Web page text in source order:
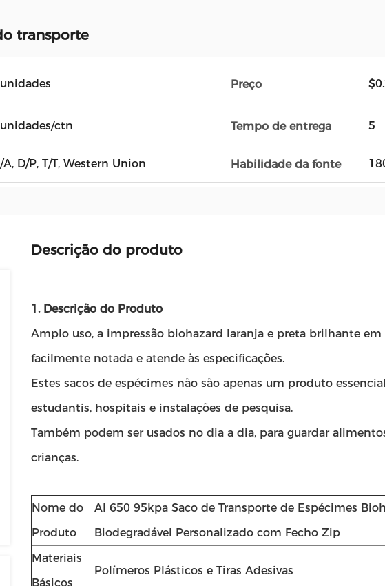
transporte
Preço
ctn Tempo de entrega 5
A, D/P, T/T, Western Union Habilidade da fonte
Descrição do produto
1. Descrição do Produto
Amplo uso, a impressão biohazard laranja e preta brilhante em
facilmente notada e atende às especificações.
Estes sacos de espécimes não são apenas um produto
estudantis, hospitais e instalações de pesquisa.
Também podem ser usados no dia a dia, para guardar
crianças.
Nome do
Produto
AI 650 95kpa Saco de Transporte de Espécimes
Biodegradável Personalizado com Fecho Zip
Materiais
Básicos
Polímeros Plásticos e Tiras Adesivas